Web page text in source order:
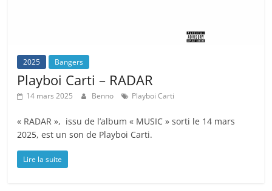
2025 Bangers
Playboi Carti – RADAR
14 mars 2025 Benno Playboi Carti
« RADAR », issu de l’album « MUSIC » sorti le 14 mars
2025, est un son de Playboi Carti.
Lire la suite